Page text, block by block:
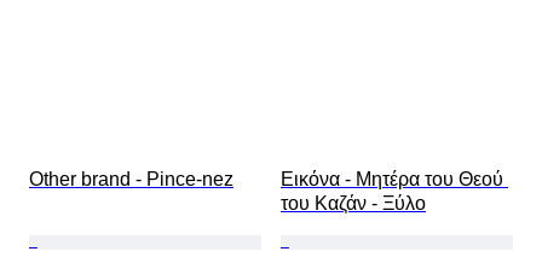
Other brand - Pince-nez
Εικόνα - Μητέρα του Θεού
του Καζάν - Ξύλο